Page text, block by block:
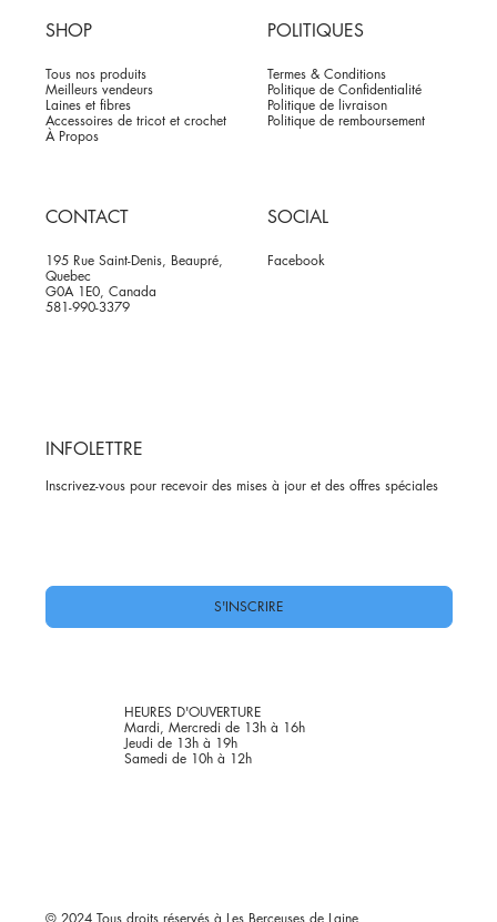
SHOP
Tous nos produits
Meilleurs vendeurs
Laines et fibres
Accessoires de tricot et crochet
À Propos
POLITIQUES
Termes & Conditions
Politique de Confidentialité
Politique de livraison
Politique de remboursement
CONTACT
195 Rue Saint-Denis, Beaupré,
Quebec
G0A 1E0, Canada
581-990-3379
SOCIAL
Facebook
INFOLETTRE
Inscrivez-vous pour recevoir des mises à jour et des offres spéciales
S'INSCRIRE
HEURES D'OUVERTURE
Mardi, Mercredi de 13h à 16h
Jeudi de 13h à 19h
Samedi de 10h à 12h
© 2024 Tous droits réservés à Les Berçeuses de Laine